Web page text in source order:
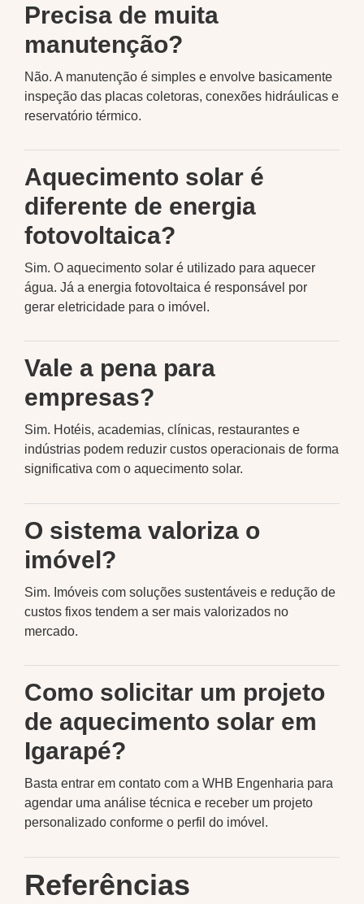
Precisa de muita
manutenção?
Não. A manutenção é simples e envolve basicamente
inspeção das placas coletoras, conexões hidráulicas e
reservatório térmico.
Aquecimento solar é
diferente de energia
fotovoltaica?
Sim. O aquecimento solar é utilizado para aquecer
água. Já a energia fotovoltaica é responsável por
gerar eletricidade para o imóvel.
Vale a pena para
empresas?
Sim. Hotéis, academias, clínicas, restaurantes e
indústrias podem reduzir custos operacionais de forma
significativa com o aquecimento solar.
O sistema valoriza o
imóvel?
Sim. Imóveis com soluções sustentáveis e redução de
custos fixos tendem a ser mais valorizados no
mercado.
Como solicitar um projeto
de aquecimento solar em
Igarapé?
Basta entrar em contato com a WHB Engenharia para
agendar uma análise técnica e receber um projeto
personalizado conforme o perfil do imóvel.
Referências